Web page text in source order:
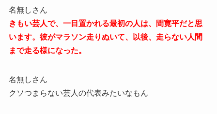
名無しさん
きもい芸人で、一目置かれる最初の人は、間寛平だと思
います。彼がマラソン走りぬいて、以後、走らない人間
まで走る様になった。
名無しさん
クソつまらない芸人の代表みたいなもん